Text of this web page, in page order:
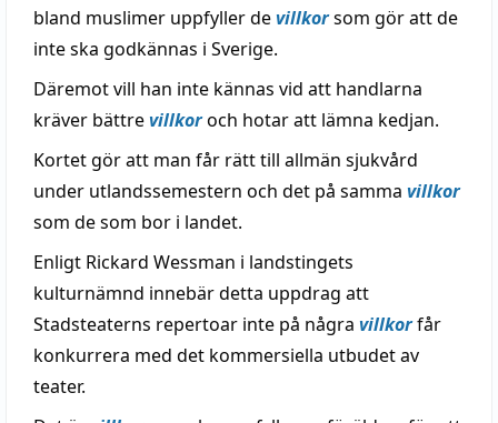
bland muslimer uppfyller devillkorsom gör att de
inte ska godkännas i Sverige.
Däremot vill han inte kännas vid att handlarna
kräver bättrevillkoroch hotar att lämna kedjan.
Kortet gör att man får rätt till allmän sjukvård
under utlandssemestern och det på samma villkor
som de som bor i landet.
Enligt Rickard Wessman i landstingets
kulturnämnd innebär detta uppdrag att
Stadsteaterns repertoar inte på några villkorfår
konkurrera med det kommersiella utbudet av
teater.